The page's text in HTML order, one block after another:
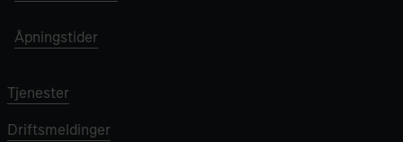
Åpningstider
Tjenester
Driftsmeldinger